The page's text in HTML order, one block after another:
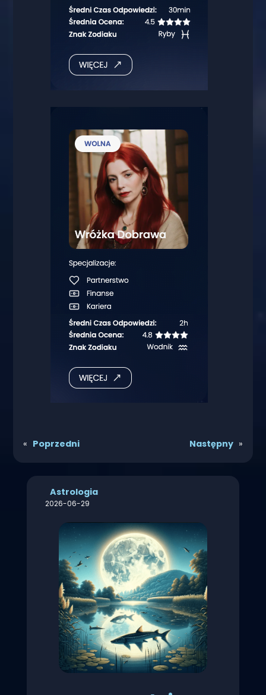
« Poprzedni Następny »
Astrologia
2026-06-29